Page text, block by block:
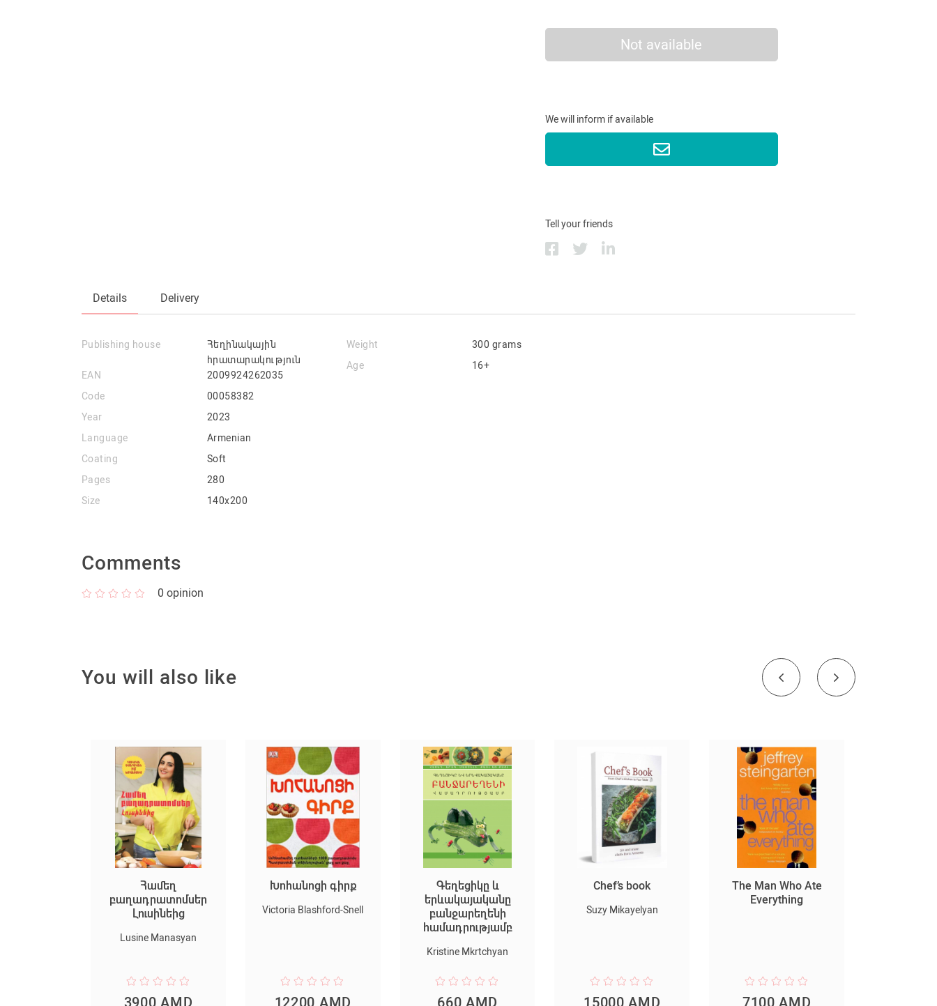
Not available
We will inform if available
Tell your friends
Details Delivery
Publishing house
Հեղինակային
հրատարակություն
EAN
2009924262035
Code
00058382
Year
2023
Language
Armenian
Coating
Soft
Pages
280
Size
140x200
Weight
300 grams
Age
16+
Comments
0 opinion
You will also like
Համեղ
բաղադրատոմսեր
Լուսինեից
Lusine Manasyan
3900 AMD
Խոհանոցի գիրք
Victoria Blashford-Snell
12200 AMD
Գեղեցիկը և
երևակայականը
բանջարեղենի
համադրությամբ
Kristine Mkrtchyan
660 AMD
Chef’s book
Suzy Mikayelyan
15000 AMD
The Man Who Ate
Everything
7100 AMD